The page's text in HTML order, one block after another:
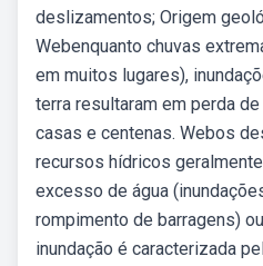
deslizamentos; Origem
Webenquanto chuvas
em muitos lugares),
terra resultaram em perda
casas e centenas. Webos
recursos hídricos
excesso de água
rompimento de barragens)
inundação é caracterizada